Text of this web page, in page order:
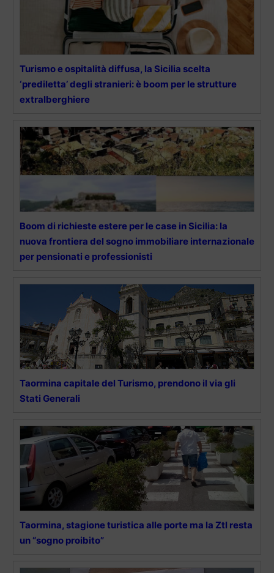
Turismo e ospitalità diffusa, la Sicilia scelta
‘prediletta’ degli stranieri: è boom per le strutture
extralberghiere
Boom di richieste estere per le case in Sicilia: la
nuova frontiera del sogno immobiliare internazionale
per pensionati e professionisti
Taormina capitale del Turismo, prendono il via gli
Stati Generali
Taormina, stagione turistica alle porte ma la Ztl resta
un “sogno proibito”